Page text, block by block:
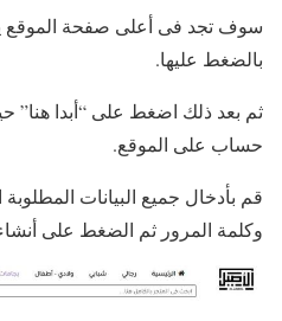
سوف تجد فى أعلى صفحة الموقع
بالضغط عليها.
ثم بعد ذلك اضغط على “أبدا
حساب على الموقع.
قم بأدخال جميع البيانات
وكلمة المرور ثم الضغط على